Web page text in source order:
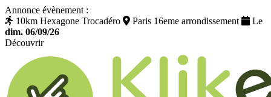
Annonce évènement :
10km Hexagone Trocadéro
Paris 16eme arrondissement
Le
dim. 06/09/26
Découvrir